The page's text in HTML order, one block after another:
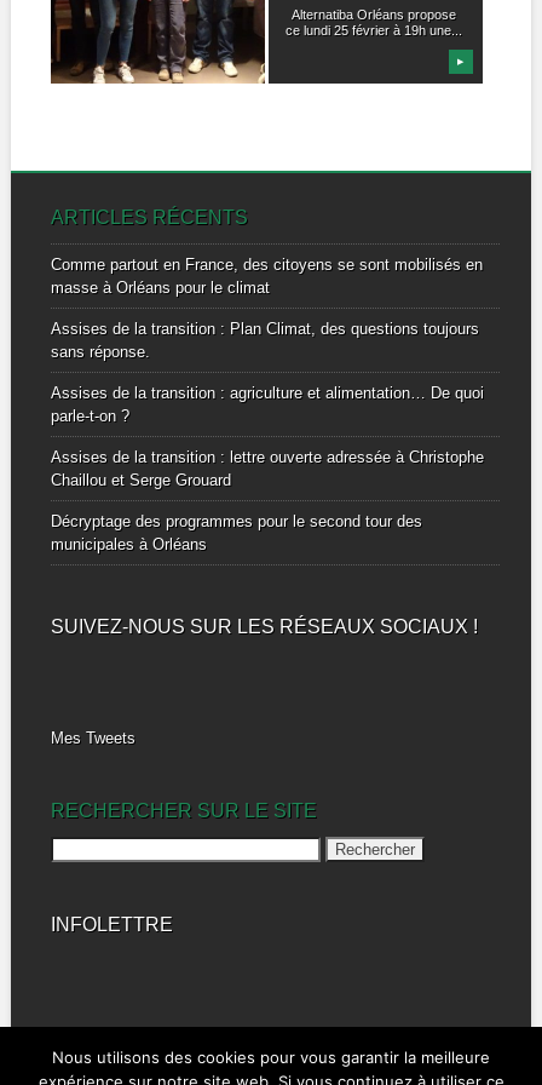
SE MONTRENT
ÉNERGIQUE POUR
RENOUVELABLES ▶
Alternatiba Orléans propose
ce lundi 25 février à 19h une...
▶
ARTICLES RÉCENTS
Comme partout en France, des citoyens se sont mobilisés en
masse à Orléans pour le climat
Assises de la transition : Plan Climat, des questions toujours
sans réponse.
Assises de la transition : agriculture et alimentation… De quoi
parle-t-on ?
Assises de la transition : lettre ouverte adressée à Christophe
Chaillou et Serge Grouard
Décryptage des programmes pour le second tour des
municipales à Orléans
SUIVEZ-NOUS SUR LES RÉSEAUX SOCIAUX !
Mes Tweets
RECHERCHER SUR LE SITE
INFOLETTRE
Nous utilisons des cookies pour vous garantir la meilleure